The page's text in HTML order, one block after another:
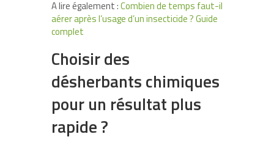
A lire également :Combien de temps faut-il
aérer après l’usage d’un insecticide ? Guide
complet
Choisir des
désherbants chimiques
pour un résultat plus
rapide ?